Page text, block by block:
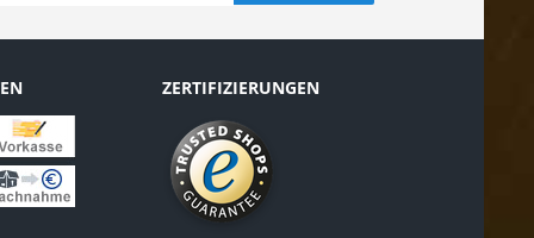
ZERTIFIZIERUNGEN